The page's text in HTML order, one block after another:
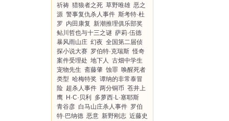
祈祷 猎狼者之死 草野唯雄 恶之
源 警事复仇杀人事件 斯考特·杜
罗 内田康复 新潮推理俱乐部奖
鲇川哲也与十三之谜 萨莉·伍德
暴风雨山庄 幻夜 全国第二届侦
探小说大赛 罗伯特·克瑞斯 怪奇
案件受理处 地下人 古畑中学生
宠物先生 斋藤肇 蚀罪 唤醒死者
类型 哈梅特奖 谭纳的非常泰冒
险 超杀人事件 两分铜币 苍井上
鹰 H·C·贝利
多萝西·L·塞耶斯
青谷彦 白马山庄杀人事件 罗伯
特·巴纳德 恶意 新野刚志 近藤史